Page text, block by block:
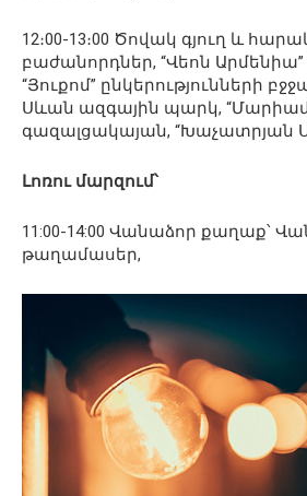
12։00-13։00 Ծովակ գյուղ և
բաժանորդներ, “Վեոն Արմենիա”
“Յուքոմ” ընկերությունների
Սևան ազգային պարկ,
գազալցակայան, “Խաչատրյան
Լոռու մարզում՝
11:00-14:00 Վանաձոր քաղաք՝
թաղամասեր,